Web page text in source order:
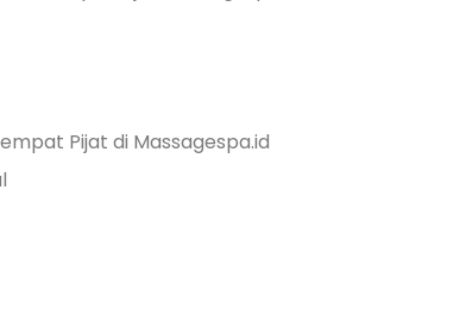
Pijat di Massagespa.id